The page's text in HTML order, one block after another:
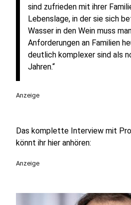
sind zufrieden mit ihrer
Lebenslage, in der sie sich
Wasser in den Wein muss
Anforderungen an Familien
deutlich komplexer sind als
Jahren.“
Anzeige
Das komplette Interview mit
könnt ihr hier anhören:
Anzeige